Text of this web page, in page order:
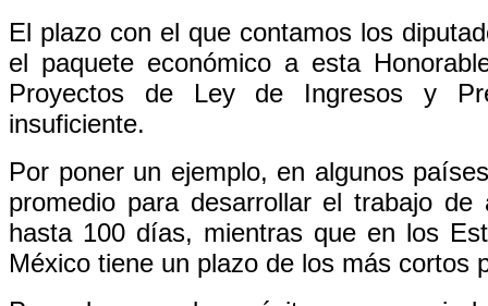
El plazo con el que contamos los
el paquete económico a esta
Proyectos de Ley de Ingresos y
insuficiente.
Por poner un ejemplo, en algunos
promedio para desarrollar el trabajo
hasta 100 días, mientras que en los
México tiene un plazo de los más cortos